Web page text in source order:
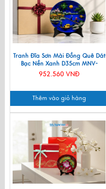
Tranh Đĩa Sơn Mài Đồng Quê Dát
Bạc Nền Xanh D35cm MNV-
TSMD356-1.3
952.560 VNĐ
Thêm vào giỏ hàng